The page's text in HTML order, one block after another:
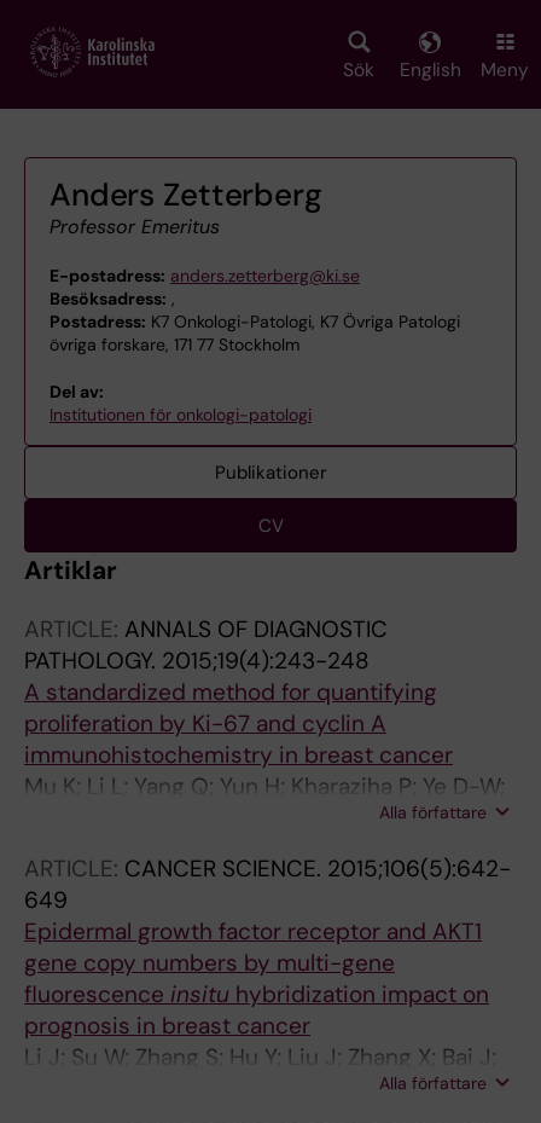
main
Sök English Meny
Anders Zetterberg
Professor Emeritus
E-postadress: anders.zetterberg@ki.se
Besöksadress: ,
Postadress: K7 Onkologi-Patologi, K7 Övriga Patologi
övriga forskare, 171 77 Stockholm
Del av:
Institutionen för onkologi-patologi
Publikationer
CV
Artiklar
ARTICLE: ANNALS OF DIAGNOSTIC
PATHOLOGY. 2015;19(4):243-248
A standardized method for quantifying
proliferation by Ki-67 and cyclin A
immunohistochemistry in breast cancer
Mu K; Li L; Yang Q; Yun H; Kharaziha P; Ye D-W;
Auer G; Lagercrantz SB; Zetterberg AAlla författare
ARTICLE: CANCER SCIENCE. 2015;106(5):642-
649
Epidermal growth factor receptor and AKT1
gene copy numbers by multi-gene
fluorescence insitu hybridization impact on
prognosis in breast cancer
Li J; Su W; Zhang S; Hu Y; Liu J; Zhang X; Bai J;
Yuan W; Hu L; Cheng T; Zetterberg A; Lei Z;
Alla författare